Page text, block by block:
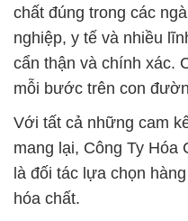
chất đúng trong các
nghiệp, y tế và nhiều
cẩn thận và chính xác.
mỗi bước trên con
Với tất cả những cam
mang lại, Công Ty
là đối tác lựa chọn
hóa chất.